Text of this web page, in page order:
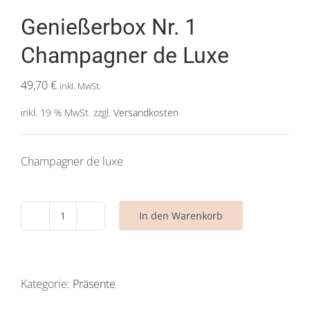
Genießerbox Nr. 1
Champagner de Luxe
49,70€ inkl. MwSt.
inkl. 19 % MwSt. zzgl. Versandkosten
Champagner de luxe
Genießerbox
de
In den Warenkorb
Kategorie: Präsente